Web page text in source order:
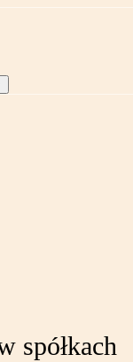
spółkach